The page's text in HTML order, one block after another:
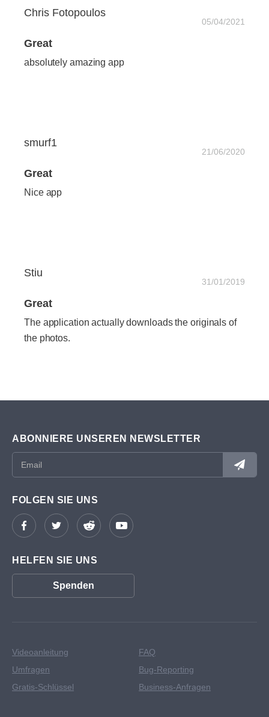
Chris Fotopoulos
05/04/2021
Great
absolutely amazing app
smurf1
21/06/2020
Great
Nice app
Stiu
31/01/2019
Great
The application actually downloads the originals of
the photos.
ABONNIERE UNSEREN NEWSLETTER
FOLGEN SIE UNS
HELFEN SIE UNS
Spenden
Videoanleitung
Umfragen
Gratis-Schlüssel
FAQ
Bug-Reporting
Business-Anfragen